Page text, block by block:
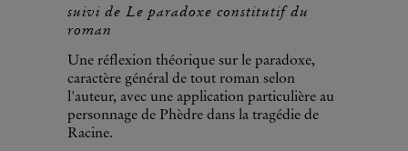
suivi de Le paradoxe constitutif du
roman
Une réflexion théorique sur le paradoxe,
caractère général de tout roman selon
l'auteur, avec une application particulière au
personnage de Phèdre dans la tragédie de
Racine.